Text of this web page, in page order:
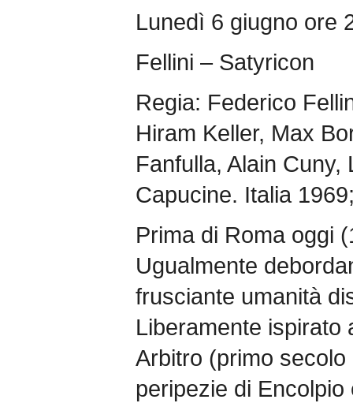
Lunedì 6 giugno ore
Fellini – Satyricon
Regia: Federico
Hiram Keller, Max
Fanfulla, Alain
Capucine. Italia
Prima di Roma oggi
Ugualmente
frusciante umanità
Liberamente ispirato
Arbitro (primo
peripezie di